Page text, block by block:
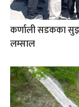
कर्णाली सडकका
लम्साल